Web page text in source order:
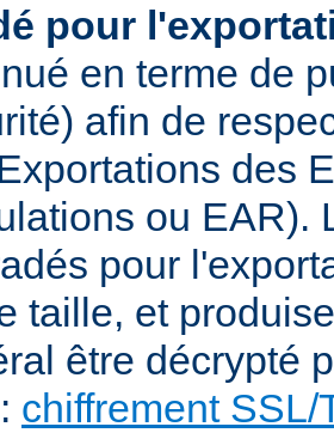
pour
en terme de
afin de
des
ou EAR).
pour
taille, et
être décrypté
chiffrement SSL/